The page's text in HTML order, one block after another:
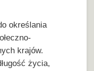
określania
krajów.
życia,